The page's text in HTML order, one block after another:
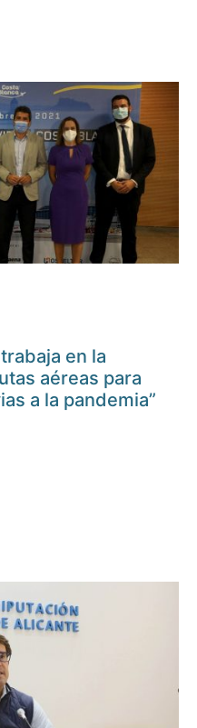
en la
aéreas para
a la pandemia”